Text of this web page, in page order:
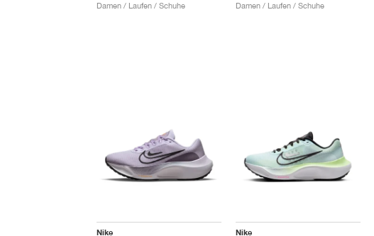
Damen / Laufen / Schuhe
Damen / Laufen / Schuhe
Nike Nike